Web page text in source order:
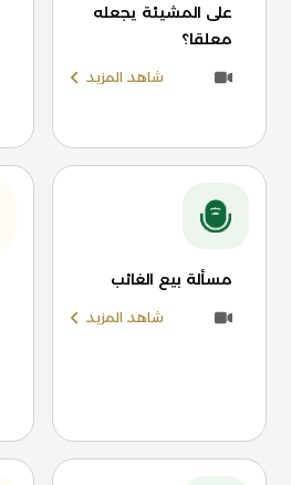
على المشيئة يجعله
معلقا؟
شاهد المزيد
مسألة بيع الغائب
شاهد المزيد